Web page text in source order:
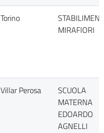
Torino
MIRAFIORI
Villar Perosa
SCUOLA
MATERNA
EDOARDO
AGNELLI